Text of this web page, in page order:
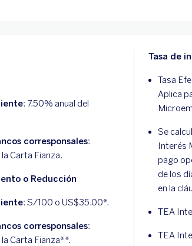
: 7.50% anual del
corresponsales:
Carta Fianza.
o Reducción
: S/100 o US$35.00*.
corresponsales:
Carta Fianza**.
Tasa de
Tasa
Aplica
Se
Interés
pago
de los
en la
TEA
TEA